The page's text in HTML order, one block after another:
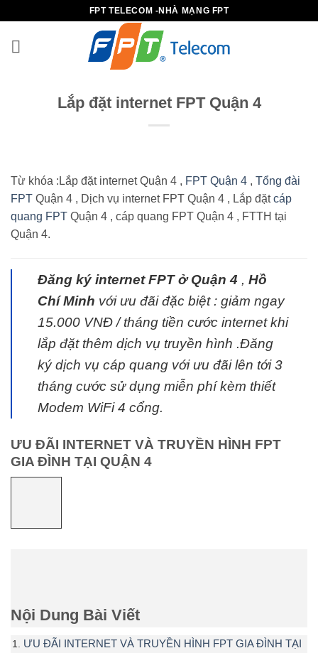
nội
FPT TELECOM -NHÀ MẠNG FPT
Lắp đặt internet FPT Quận 4
Từ khóa :Lắp đặt internet Quận 4 , FPT Quận 4 , Tổng đài
FPT Quận 4 , Dịch vụ internet FPT Quận 4 , Lắp đặtcáp
quang FPT Quận 4 , cáp quang FPT Quận 4 , FTTH tại
Quận 4.
Đăng ký internet FPT ở Quận 4 , Hồ
Chí Minh với ưu đãi đặc biệt : giảm ngay
15.000 VNĐ / tháng tiền cước internet khi
lắp đặt thêm dịch vụ truyền hình .Đăng
ký dịch vụ cáp quang với ưu đãi lên tới 3
tháng cước sử dụng miễn phí kèm thiết
Modem WiFi 4 cổng.
ƯU ĐÃI INTERNET VÀ TRUYỀN HÌNH FPT
GIA ĐÌNH TẠI QUẬN 4
Nội Dung Bài Viết
ƯU ĐÃI INTERNET VÀ TRUYỀN HÌNH FPT GIA ĐÌNH TẠI